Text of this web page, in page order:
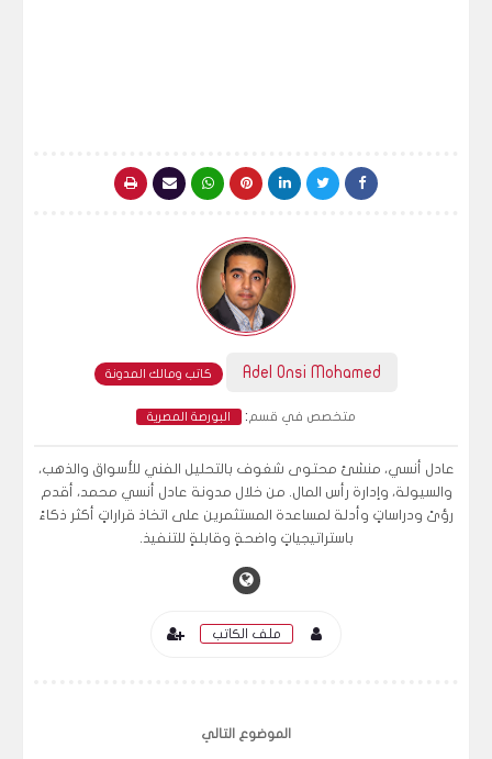
Adel Onsi Mohamed كاتب ومالك المدونة
متخصص في قسم : البورصة المصرية
عادل أنسي، منشئ محتوى شغوف بالتحليل الفني للأسواق والذهب،
والسيولة، وإدارة رأس المال. من خلال مدونة عادل أنسي محمد، أقدم
رؤىً ودراساتٍ وأدلة لمساعدة المستثمرين على اتخاذ قراراتٍ أكثر ذكاءً
باستراتيجياتٍ واضحةٍ وقابلةٍ للتنفيذ.
ملف الكاتب
الموضوع التالي